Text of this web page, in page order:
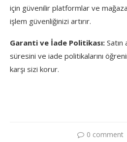
için güvenilir platformlar ve
işlem güvenliğinizi artırır.
Garanti ve İade Politikası: Satın
süresini ve iade politikalarını
karşı sizi korur.
0 comment